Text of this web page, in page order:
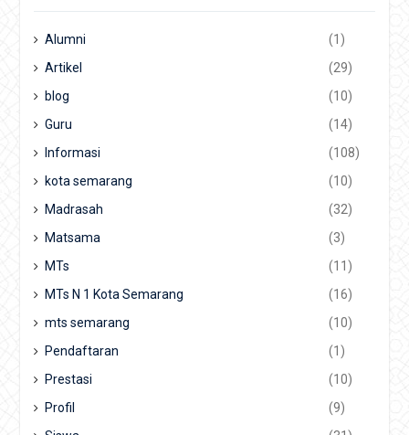
Alumni
(1)
Artikel
(29)
blog
(10)
Guru
(14)
Informasi
(108)
kota semarang
(10)
Madrasah
(32)
Matsama
(3)
MTs
(11)
MTs N 1 Kota Semarang
(16)
mts semarang
(10)
Pendaftaran
(1)
Prestasi
(10)
Profil
(9)